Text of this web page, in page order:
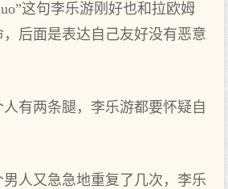
这句李乐游刚好也和拉欧姆
后面是表达自己友好没‌有恶意‌
有两条腿，李乐游都‌要怀疑自
人又急急地重复了几次，李乐